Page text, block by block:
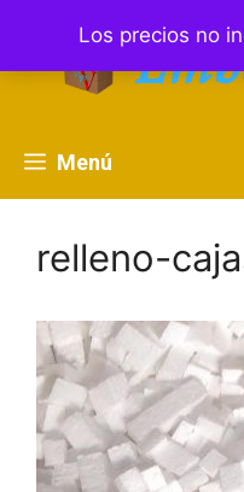
Los precios no
contenido
Menú
relleno-